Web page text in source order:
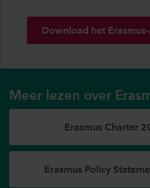
Download het
Meer lezen over
Erasmus Charter
Erasmus Policy